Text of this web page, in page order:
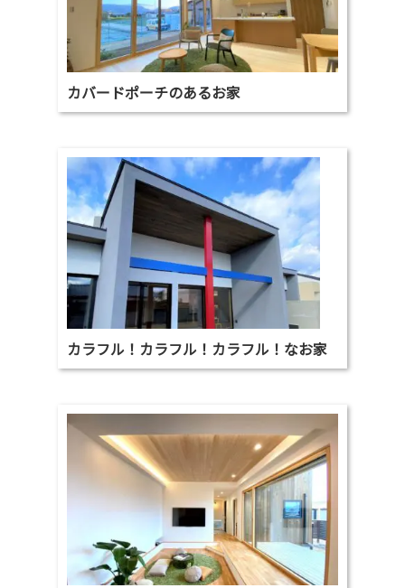
カバードポーチのあるお家
カラフル！カラフル！カラフル！なお家